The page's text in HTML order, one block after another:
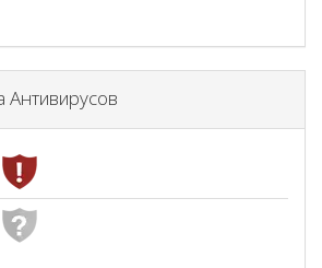
Антивирусов